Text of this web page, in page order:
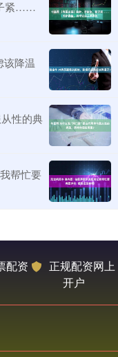
紧……
该降温
性的典
帮忙要
配资
正规配资网上
开户